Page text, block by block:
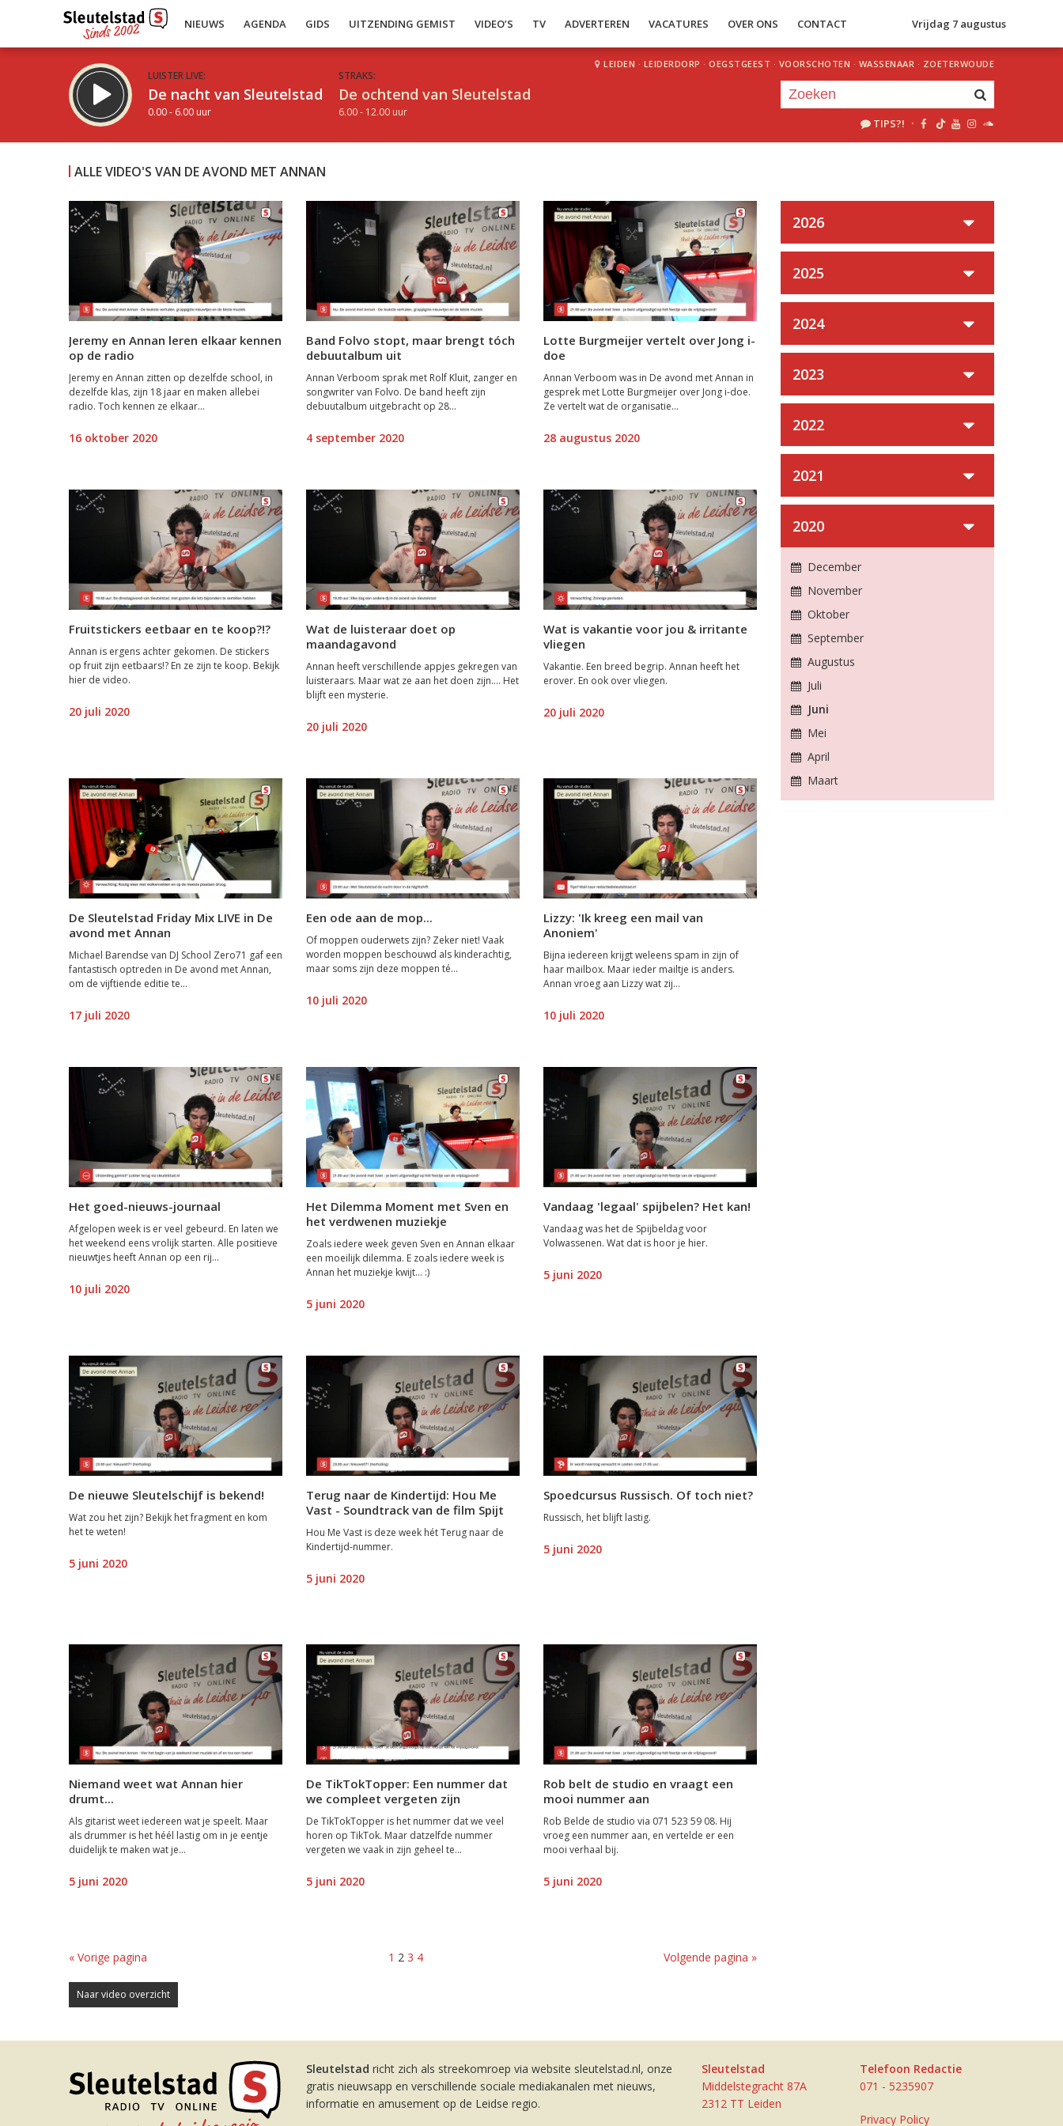
NIEUWS AGENDA GIDS UITZENDING GEMIST VIDEO’S TV ADVERTEREN VACATURES OVER ONS CONTACT Vrijdag 7 augustus
LUISTER LIVE:
De nacht van Sleutelstad
0.00 - 6.00 uur
STRAKS:
De ochtend van Sleutelstad
6.00 - 12.00 uur
LEIDEN · LEIDERDORP · OEGSTGEEST · VOORSCHOTEN · WASSENAAR · ZOETERWOUDE
TIPS?! ·
Inklappen
ALLE VIDEO'S VAN DE AVOND MET ANNAN
Jeremy en Annan leren elkaar kennen
op de radio
Jeremy en Annan zitten op dezelfde school, in
dezelfde klas, zijn 18 jaar en maken allebei
radio. Toch kennen ze elkaar...
16 oktober 2020
Band Folvo stopt, maar brengt tóch
debuutalbum uit
Annan Verboom sprak met Rolf Kluit, zanger en
songwriter van Folvo. De band heeft zijn
debuutalbum uitgebracht op 28...
4 september 2020
Lotte Burgmeijer vertelt over Jong i-
doe
Annan Verboom was in De avond met Annan in
gesprek met Lotte Burgmeijer over Jong i-doe.
Ze vertelt wat de organisatie...
28 augustus 2020
Fruitstickers eetbaar en te koop?!?
Annan is ergens achter gekomen. De stickers
op fruit zijn eetbaars!? En ze zijn te koop. Bekijk
hier de video.
20 juli 2020
Wat de luisteraar doet op
maandagavond
Annan heeft verschillende appjes gekregen van
luisteraars. Maar wat ze aan het doen zijn.... Het
blijft een mysterie.
20 juli 2020
Wat is vakantie voor jou & irritante
vliegen
Vakantie. Een breed begrip. Annan heeft het
erover. En ook over vliegen.
20 juli 2020
De Sleutelstad Friday Mix LIVE in De
avond met Annan
Michael Barendse van DJ School Zero71 gaf een
fantastisch optreden in De avond met Annan,
om de vijftiende editie te...
17 juli 2020
Een ode aan de mop...
Of moppen ouderwets zijn? Zeker niet! Vaak
worden moppen beschouwd als kinderachtig,
maar soms zijn deze moppen té...
10 juli 2020
Lizzy: 'Ik kreeg een mail van
Anoniem'
Bijna iedereen krijgt weleens spam in zijn of
haar mailbox. Maar ieder mailtje is anders.
Annan vroeg aan Lizzy wat zij...
10 juli 2020
Het goed-nieuws-journaal
Afgelopen week is er veel gebeurd. En laten we
het weekend eens vrolijk starten. Alle positieve
nieuwtjes heeft Annan op een rij...
10 juli 2020
Het Dilemma Moment met Sven en
het verdwenen muziekje
Zoals iedere week geven Sven en Annan elkaar
een moeilijk dilemma. E zoals iedere week is
Annan het muziekje kwijt... :)
5 juni 2020
Vandaag 'legaal' spijbelen? Het kan!
Vandaag was het de Spijbeldag voor
Volwassenen. Wat dat is hoor je hier.
5 juni 2020
De nieuwe Sleutelschijf is bekend!
Wat zou het zijn? Bekijk het fragment en kom
het te weten!
5 juni 2020
Terug naar de Kindertijd: Hou Me
Vast - Soundtrack van de film Spijt
Hou Me Vast is deze week hét Terug naar de
Kindertijd-nummer.
5 juni 2020
Spoedcursus Russisch. Of toch niet?
Russisch, het blijft lastig.
5 juni 2020
Niemand weet wat Annan hier
drumt...
Als gitarist weet iedereen wat je speelt. Maar
als drummer is het héél lastig om in je eentje
duidelijk te maken wat je...
5 juni 2020
De TikTokTopper: Een nummer dat
we compleet vergeten zijn
De TikTokTopper is het nummer dat we veel
horen op TikTok. Maar datzelfde nummer
vergeten we vaak in zijn geheel te...
5 juni 2020
Rob belt de studio en vraagt een
mooi nummer aan
Rob Belde de studio via 071 523 59 08. Hij
vroeg een nummer aan, en vertelde er een
mooi verhaal bij.
5 juni 2020
« Vorige pagina 1 2 3 4 Volgende pagina »
Naar video overzicht
2026
2025
2024
2023
2022
2021
2020
December
November
Oktober
September
Augustus
Juli
Juni
Mei
April
Maart
Sleutelstad richt zich als streekomroep via website sleutelstad.nl, onze
gratis nieuwsapp en verschillende sociale mediakanalen met nieuws,
informatie en amusement op de Leidse regio.
Sleutelstad
Middelstegracht 87A
2312 TT Leiden
Telefoon Redactie
071 - 5235907
Privacy Policy